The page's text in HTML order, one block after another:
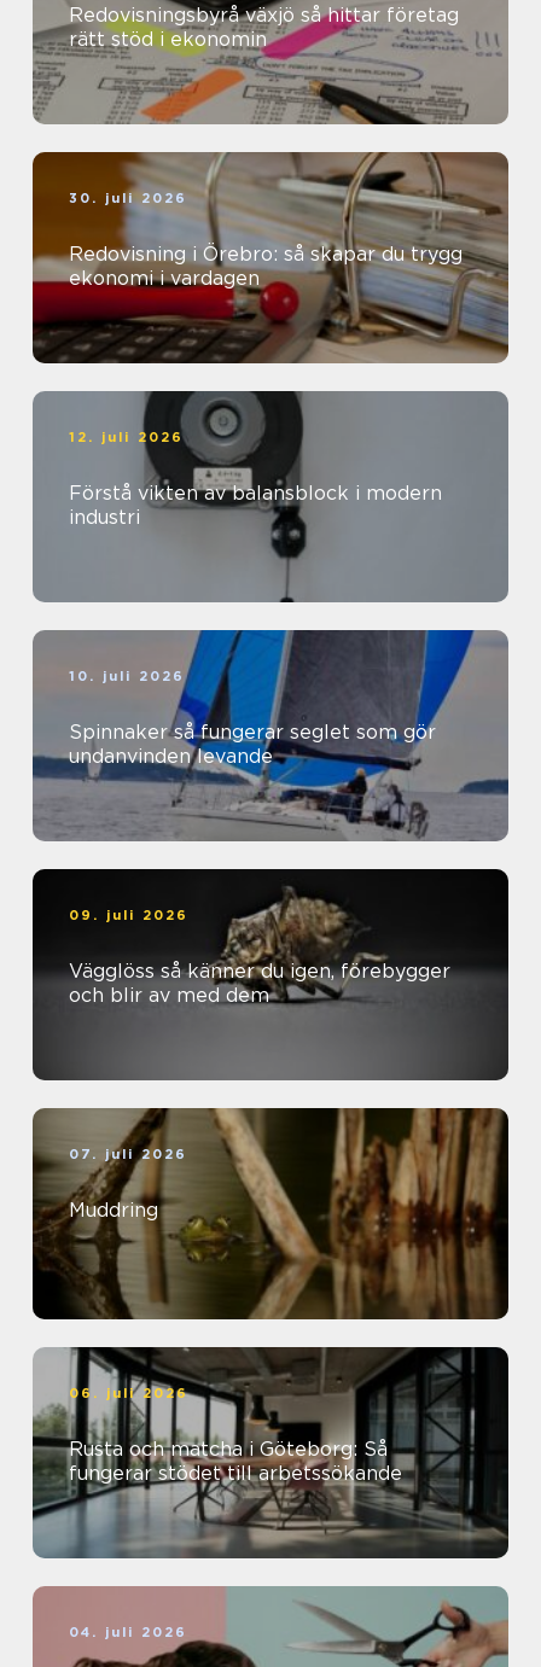
Redovisningsbyrå växjö så hittar företag
rätt stöd i ekonomin
30. juli 2026
Redovisning i Örebro: så skapar du trygg
ekonomi i vardagen
12. juli 2026
Förstå vikten av balansblock i modern
industri
10. juli 2026
Spinnaker så fungerar seglet som gör
undanvinden levande
09. juli 2026
Vägglöss så känner du igen, förebygger
och blir av med dem
07. juli 2026
Muddring
06. juli 2026
Rusta och matcha i Göteborg: Så
fungerar stödet till arbetssökande
04. juli 2026